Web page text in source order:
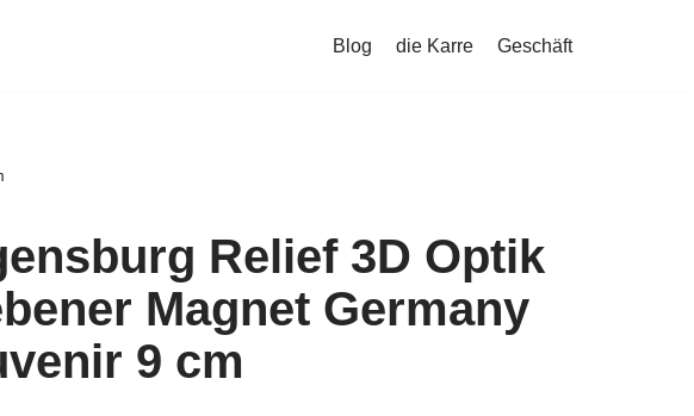
Blog die Karre Geschäft
Relief 3D Optik
Magnet Germany
9 cm